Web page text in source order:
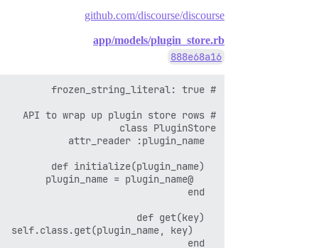
github.com/discourse/discourse
app/models/plugin_store.rb
888e68a16